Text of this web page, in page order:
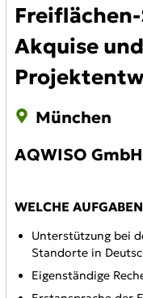
Akquise und
München
AQWISO GmbH
WELCHE
Unterstützung bei
Standorte in
Eigenständige